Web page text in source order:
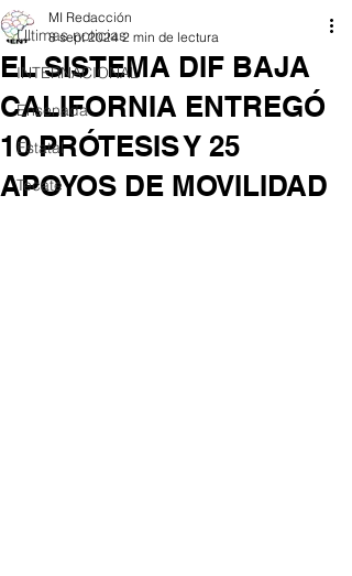
Últimas noticias
INTERNACIONAL
Ensenada
Estatal
Tecate
EL SISTEMA DIF BAJA
CALIFORNIA ENTREGÓ
10 PRÓTESIS Y 25
APOYOS DE MOVILIDAD
MI Redacción
8 sept 2024 2 min de lectura